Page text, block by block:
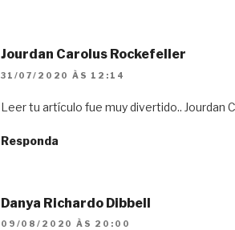
Jourdan Carolus Rockefeller
31/07/2020 ÀS 12:14
Leer tu artículo fue muy divertido.. Jourdan
Responda
Danya Richardo Dibbell
09/08/2020 ÀS 20:00